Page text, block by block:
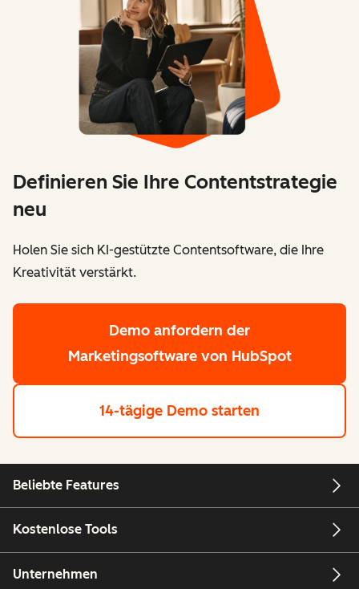
Definieren Sie Ihre Contentstrategie
neu
Holen Sie sich KI-gestützte Contentsoftware, die Ihre
Kreativität verstärkt.
Demo anfordern der
Marketingsoftware von HubSpot
14-tägige Demo starten
Beliebte Features
Kostenlose Tools
Unternehmen